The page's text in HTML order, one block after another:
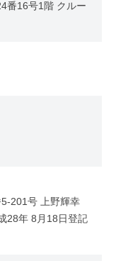
番16号1階 クルー
201号 上野輝幸
28年 8月18日登記